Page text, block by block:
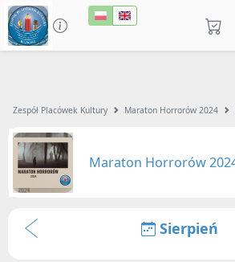
Zespół Placówek Kultury Maraton Horrorów 2024
Maraton Horrorów
Sierpień